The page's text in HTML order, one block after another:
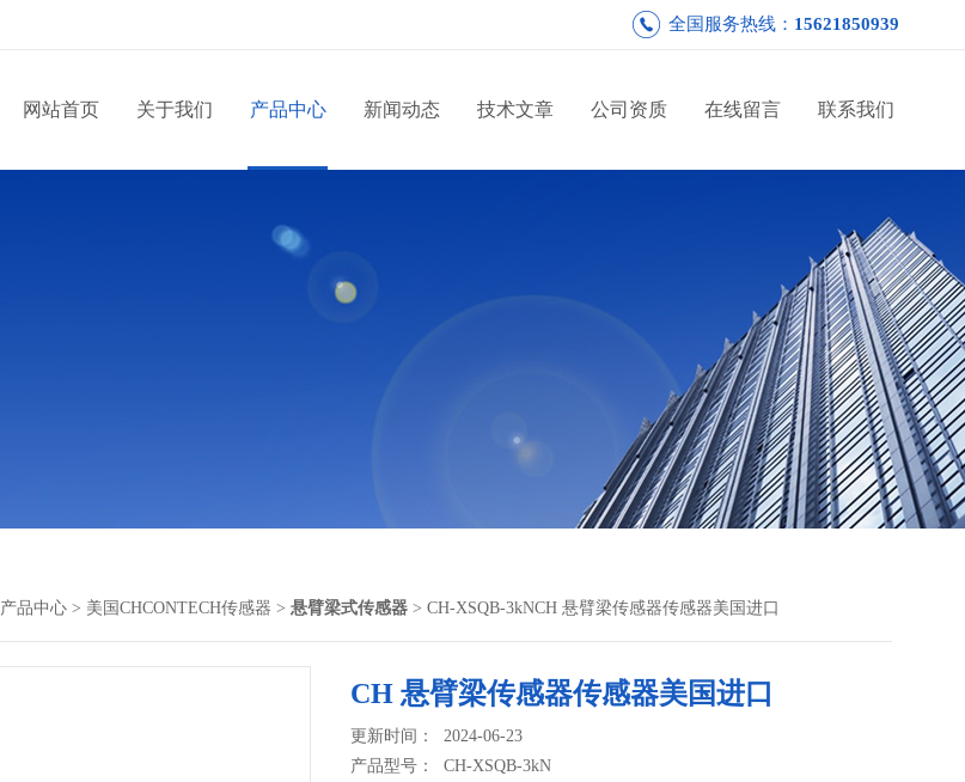
全国服务热线： 15621850939
网站首页 关于我们 产品中心 新闻动态 技术文章 公司资质 在线留言 联系我们
产品中心 > 美国CHCONTECH传感器 > 悬臂梁式传感器 > CH-XSQB-3kNCH 悬臂梁传感器传感器美国进口
CH 悬臂梁传感器传感器美国进口
更新时间： 2024-06-23
产品型号：CH-XSQB-3kN